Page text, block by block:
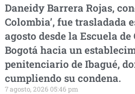
Daneidy Barrera Rojas,
Colombia’, fue trasladada
agosto desde la Escuela
Bogotá hacia un
penitenciario de Ibagué,
cumpliendo su condena.
7 agosto, 2026 05:46 pm